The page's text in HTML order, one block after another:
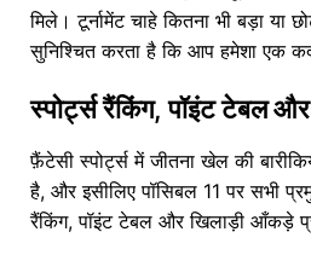
मिले। टूर्नामेंट चाहे कितना भी बड़ा या
सुनिश्चित करता है कि आप हमेशा एक
स्पोर्ट्स रैंकिंग, पॉइंट टेबल
फ़ैंटेसी स्पोर्ट्स में जीतना खेल की
है, और इसीलिए पॉसिबल 11 पर सभी
रैंकिंग, पॉइंट टेबल और खिलाड़ी आँकड़े